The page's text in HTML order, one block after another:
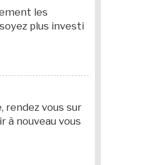
les
plus investi
rendez vous sur
à nouveau vous